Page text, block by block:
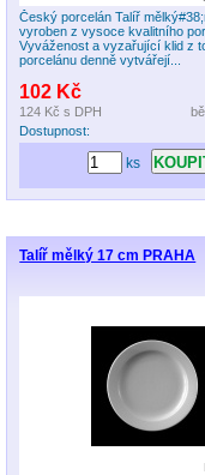
Český porcelán Talíř
vyroben z vysoce kvalitního
Vyváženost a vyzařující klid z
porcelánu denně vytvářejí...
102 Kč
124 Kč s DPH
Dostupnost:
ks
Talíř mělký 17 cm PRAHA